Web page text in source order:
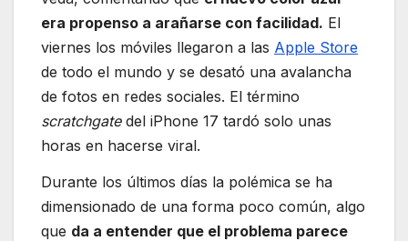
era propenso a arañarse con facilidad. El
viernes los móviles llegaron a las Apple Store
de todo el mundo y se desató una avalancha
de fotos en redes sociales. El término
scratchgatedel iPhone 17 tardó solo unas
horas en hacerse viral.
Durante los últimos días la polémica se ha
dimensionado de una forma poco común, algo
que da a entender que el problema parece